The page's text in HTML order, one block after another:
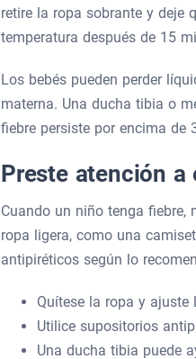
retire la ropa sobrante y deje
temperatura después de 15
Los bebés pueden perder
materna. Una ducha tibia o
fiebre persiste por encima de
Preste atención
Cuando un niño tenga
ropa ligera, como una
antipiréticos según lo
Quítese la ropa y
Utilice supositorios
Una ducha tibia puede